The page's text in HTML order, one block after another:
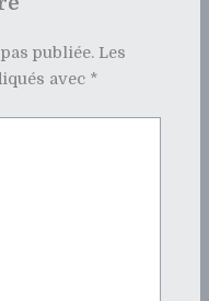
publiée. Les
avec *